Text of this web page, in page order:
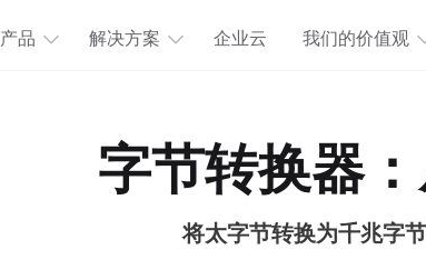
产品 解决方案 企业云 我们的价值观
字节转换器
将太字节转换为千兆字